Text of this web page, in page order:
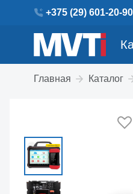
+375 (29) 601-20-90
Главная Каталог